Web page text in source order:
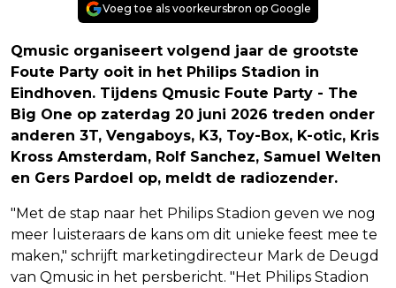
Voeg toe als voorkeursbron op Google
Qmusic organiseert volgend jaar de grootste
Foute Party ooit in het Philips Stadion in
Eindhoven. Tijdens Qmusic Foute Party - The
Big One op zaterdag 20 juni 2026 treden onder
anderen 3T, Vengaboys, K3, Toy-Box, K-otic, Kris
Kross Amsterdam, Rolf Sanchez, Samuel Welten
en Gers Pardoel op, meldt de radiozender.
"Met de stap naar het Philips Stadion geven we nog
meer luisteraars de kans om dit unieke feest mee te
maken," schrijft marketingdirecteur Mark de Deugd
van Qmusic in het persbericht. "Het Philips Stadion